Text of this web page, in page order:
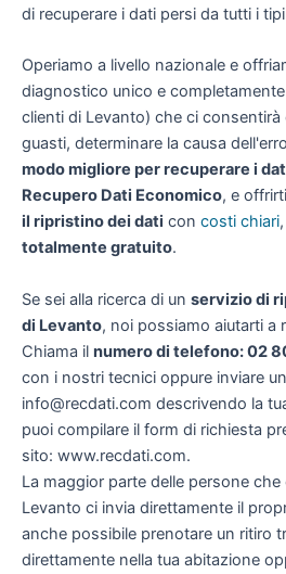
di recuperare i dati persi da tutti i
Operiamo a livello nazionale e
diagnostico unico e
clienti di Levanto) che ci
guasti, determinare la causa
modo migliore per recuperare i
Recupero Dati Economico, e
il ripristino dei dati con costi chiari
totalmente gratuito.
Se sei alla ricerca di un servizio di
di Levanto, noi possiamo aiutarti a
Chiama il numero di telefono: 02
con i nostri tecnici oppure inviare
info@recdati.com descrivendo la
puoi compilare il form di richiesta
sito: www.recdati.com.
La maggior parte delle persone che
Levanto ci invia direttamente il
anche possibile prenotare un ritiro
direttamente nella tua abitazione